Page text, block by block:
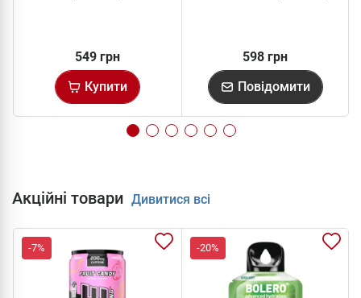
549 грн
Купити
598 грн
Повідомити
Акційні товари Дивитися всі
-7% -20%